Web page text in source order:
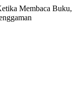
Membaca Buku,